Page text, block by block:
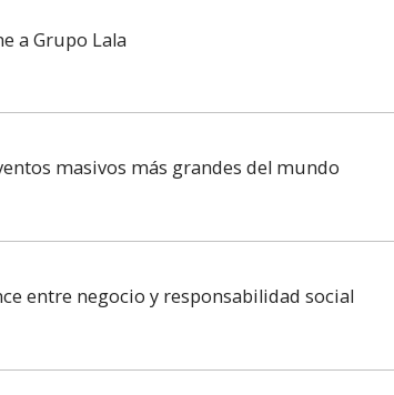
a Grupo Lala
masivos más grandes del mundo
entre negocio y responsabilidad social